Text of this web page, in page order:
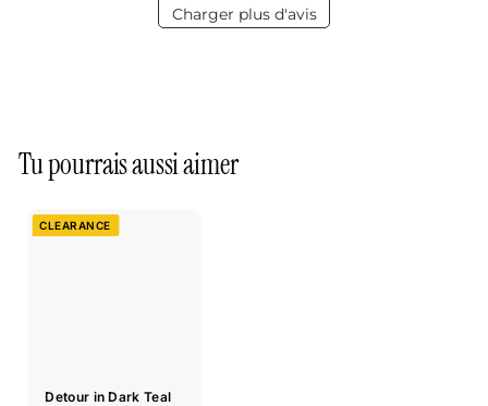
Charger plus d'avis
Tu pourrais aussi aimer
CLEARANCE
Detour in Dark Teal